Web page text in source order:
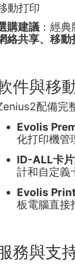
動打印
購建議 ：經
絡共享、移
件與移
配備完
Evolis
化打印機管
ID-ALL卡
計和自定義
Evolis
板電腦直接
務與支